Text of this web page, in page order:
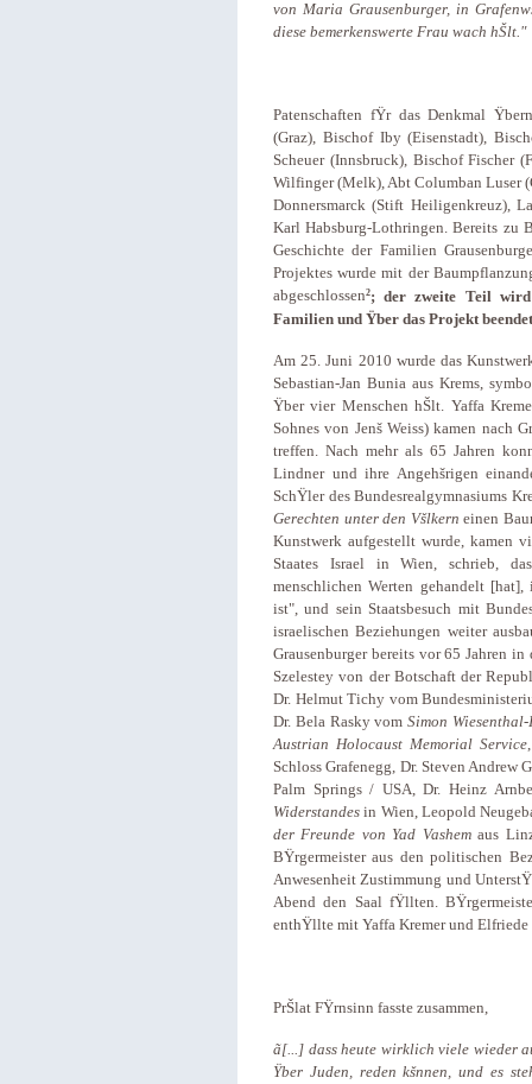
von Maria Grausenburger, in
diese bemerkenswerte Frau wach hŠlt."
Patenschaften fŸr das Denkmal
(Graz), Bischof Iby (Eisenstadt),
Scheuer (Innsbruck), Bischof Fischer
Wilfinger (Melk), Abt Columban Luser
Donnersmarck (Stift Heiligenkreuz),
Karl Habsburg-Lothringen. Bereits zu
Geschichte der Familien
Projektes wurde mit der
abgeschlossen2; der zweite Teil wird
Familien und Ÿber das Projekt
Am 25. Juni 2010 wurde das
Sebastian-Jan Bunia aus Krems,
Ÿber vier Menschen hŠlt. Yaffa
Sohnes von Jenš Weiss) kamen nach
treffen. Nach mehr als 65 Jahren
Lindner und ihre Angehšrigen
SchŸler des Bundesrealgymnasiums
Gerechten unter den Všlkern einen
Kunstwerk aufgestellt wurde, kamen
Staates Israel in Wien, schrieb,
menschlichen Werten gehandelt
ist", und sein Staatsbesuch mit
israelischen Beziehungen weiter
Grausenburger bereits vor 65 Jahren
Szelestey von der Botschaft der
Dr. Helmut Tichy vom
Dr. Bela Rasky vom Simon
Austrian Holocaust Memorial Service
Schloss Grafenegg, Dr. Steven Andrew
Palm Springs / USA, Dr. Heinz
Widerstandes in Wien, Leopold
der Freunde von Yad Vashemaus
BŸrgermeister aus den politischen
Anwesenheit Zustimmung und
Abend den Saal fŸllten.
enthŸllte mit Yaffa Kremer und
PrŠlat FŸrnsinn fasste zusammen,
ã[...] dass heute wirklich viele wieder
Ÿber Juden, reden kšnnen, und es